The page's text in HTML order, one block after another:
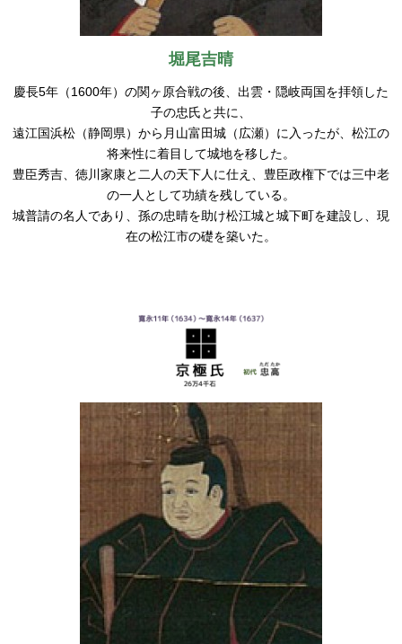
堀尾吉晴
慶長5年（1600年）の関ヶ原合戦の後、出雲・隠岐両国を拝領した
子の忠氏と共に、
遠江国浜松（静岡県）から月山富田城（広瀬）に入ったが、松江の
将来性に着目して城地を移した。
豊臣秀吉、徳川家康と二人の天下人に仕え、豊臣政権下では三中老
の一人として功績を残している。
城普請の名人であり、孫の忠晴を助け松江城と城下町を建設し、現
在の松江市の礎を築いた。